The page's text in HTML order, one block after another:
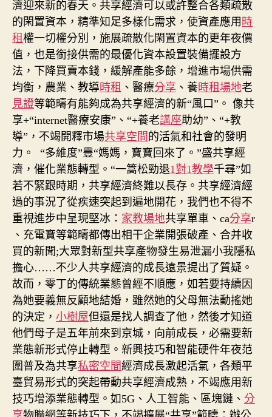
濟迎來新的春天。共享經濟可以或許整合各類疏散
的閑置資本，精準知足多樣化需求，使資產應用 時
租權一切權分別，施展疏散化閑置資本的更年夜價
值，也是銜接供需的最優化資本設置裝備擺設方
法，下降買賣本錢，緩解產能多餘，增進市場供需
均衡，農業、教導時租 、醫療分享 、養時租場地老
見證等範疇有能夠成為共享經濟的新“風口”。 像共
享+“internet醫療安康”、“+養老講座助幼”、“+教
導”，不竭開釋市場共享空間 的活氣和社會的發明
力。
“多維度”豐“媽媽，寶寶回來了。”盛共享經
濟，催化業態轉型。“一篙松勁退1對1教學千尋”如
若不緊跟時期，共享經濟終難以長存。共享經濟經
過的事況了從疾速突起到遍地開花，我們也不得不
重視進步中呈現堅冰： 家教場地共享單車、ca分享r
、充電寶等範疇都傳出相干企業開張破產、合并收
買的新聞;大眾對新型共享產物發生易泄漏小我隱私
擔心……不少人共享經濟的成長遠景提出了質疑。
故而，零丁的傳統業態曾經不順應，如若要持續因
為她要義無反顧地結婚，雖然她的父母無法動搖她
的決定， 小樹屋但還是找人調查了他，然後才知道
他們母子是五年前來到京城，向前成長，必需要新
業態新形式停止轉型。新興技巧和智能硬件年夜范
圍普及為共享私密空間經濟成長激起活氣，各類平
臺貿易形式的突起帶動共享經濟成熟，不竭應用新
技巧增添業態轉型。如5G、人工智能、區塊鏈、 分